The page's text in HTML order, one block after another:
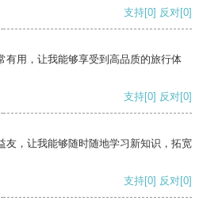
支持[0] 反对[0]
有用，让我能够享受到高品质的旅行体
支持[0] 反对[0]
友，让我能够随时随地学习新知识，拓宽
支持[0] 反对[0]